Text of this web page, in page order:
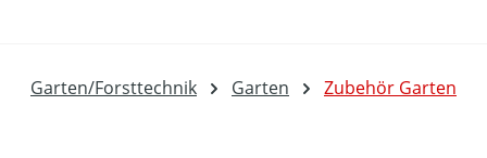
Garten/Forsttechnik Garten Zubehör Garten